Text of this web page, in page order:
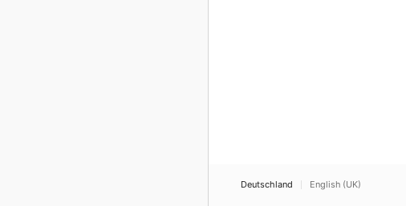
Deutschland English (UK)